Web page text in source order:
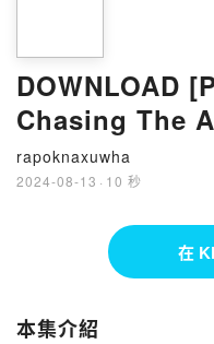
DOWNLOAD
Chasing The
Penny Jessup
rapoknaxuwha
2024-08-13 · 10 秒
在
本集介紹